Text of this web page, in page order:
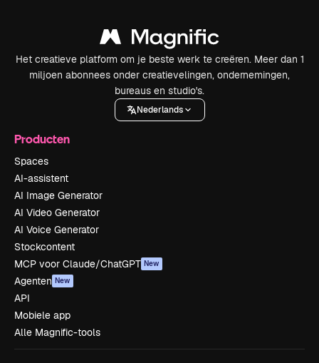
Het creatieve platform om je beste werk te creëren. Meer dan 1
miljoen abonnees onder creatievelingen, ondernemingen,
bureaus en studio's.
Nederlands
Producten
Spaces
AI-assistent
AI Image Generator
AI Video Generator
AI Voice Generator
Stockcontent
MCP voor Claude/ChatGPT New
Agenten New
API
Mobiele app
Alle Magnific-tools